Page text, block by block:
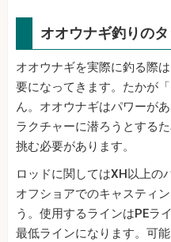
オオウナギ釣りの
オオウナギを実際に釣る際
要になってきます。たかが
ん。オオウナギはパワーが
ラクチャーに潜ろうとする
挑む必要があります。
ロッドに関してはXH以上の
オフショアでのキャスティ
う。使用するラインはPEラ
最低ラインになります。可